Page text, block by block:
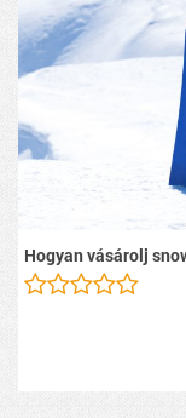
Hogyan vásárolj